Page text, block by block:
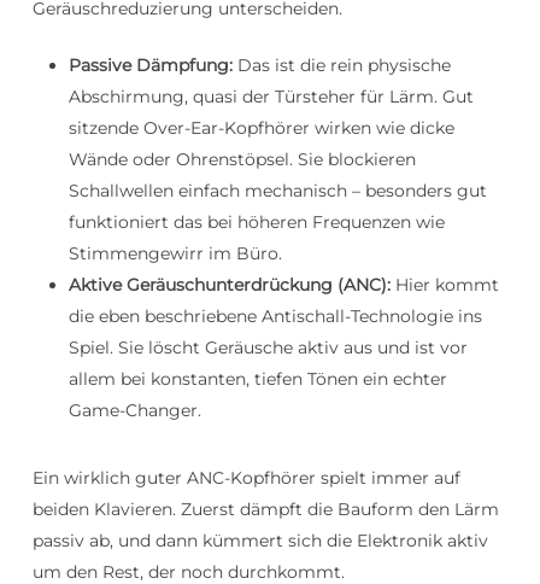
Geräuschreduzierung unterscheiden.
Passive Dämpfung:Das ist die rein physische
Abschirmung, quasi der Türsteher für Lärm. Gut
sitzende Over-Ear-Kopfhörer wirken wie dicke
Wände oder Ohrenstöpsel. Sie blockieren
Schallwellen einfach mechanisch – besonders gut
funktioniert das bei höheren Frequenzen wie
Stimmengewirr im Büro.
Aktive Geräuschunterdrückung (ANC):Hier kommt
die eben beschriebene Antischall-Technologie ins
Spiel. Sie löscht Geräusche aktiv aus und ist vor
allem bei konstanten, tiefen Tönen ein echter
Game-Changer.
Ein wirklich guter ANC-Kopfhörer spielt immer auf
beiden Klavieren. Zuerst dämpft die Bauform den Lärm
passiv ab, und dann kümmert sich die Elektronik aktiv
um den Rest, der noch durchkommt.